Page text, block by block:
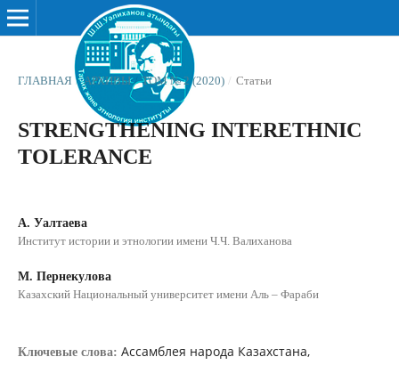
ГЛАВНАЯ / АРХИВЫ / ТОМ № 2 (2020) / Статьи
STRENGTHENING INTERETHNIC
TOLERANCE
А. Уалтаева
Институт истории и этнологии имени Ч.Ч. Валиханова
М. Пернекулова
Казахский Национальный университет имени Аль – Фараби
Ключевые слова: Ассамблея народа Казахстана,